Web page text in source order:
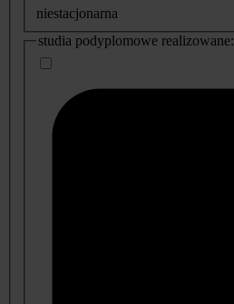
niestacjonarna
studia podyplomowe realizowane: